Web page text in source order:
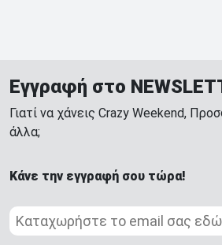
Εγγραφή στο
Γιατί να χάνεις Crazy Weekend,
άλλα;
Κάνε την εγγραφή σου τώρα!